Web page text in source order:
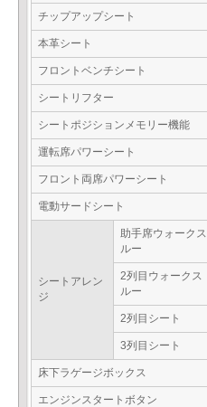
チップアップシート
本革シート
フロントベンチシート
シートリフター
シートポジションメモリー機能
運転席パワーシート
フロント両席パワーシート
電動サードシート
シートアレン
ジ
助手席ウォークス
ルー
2列目ウォークス
ルー
2列目シート
3列目シート
床下ラゲージボックス
エンジンスタートボタン